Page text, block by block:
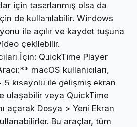
için tasarlanmış olsa da
de kullanılabilir. Windows
ile açılır ve kaydet tuşuna
çekilebilir.
İçin: QuickTime Player
macOS kullanıcıları,
5 kısayolu ile gelişmiş ekran
ulaşabilir veya QuickTime
açarak Dosya > Yeni Ekran
Bu araçlar, tüm